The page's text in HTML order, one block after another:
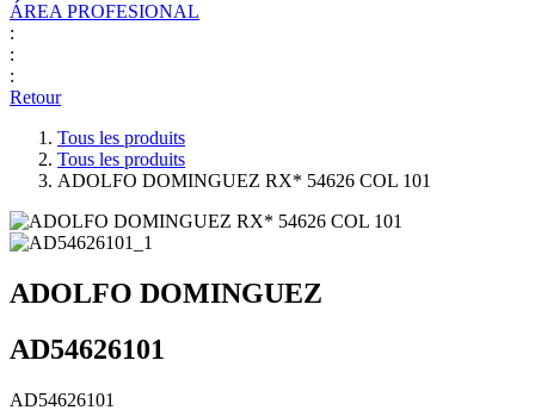
ÁREA PROFESIONAL
:
:
:
Retour
Tous les produits
Tous les produits
ADOLFO DOMINGUEZ RX* 54626 COL 101
ADOLFO DOMINGUEZ
AD54626101
AD54626101